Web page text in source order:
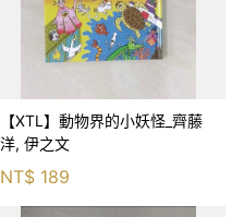
【XTL】動物界的小妖怪_齊藤
洋, 伊之文
NT$ 189